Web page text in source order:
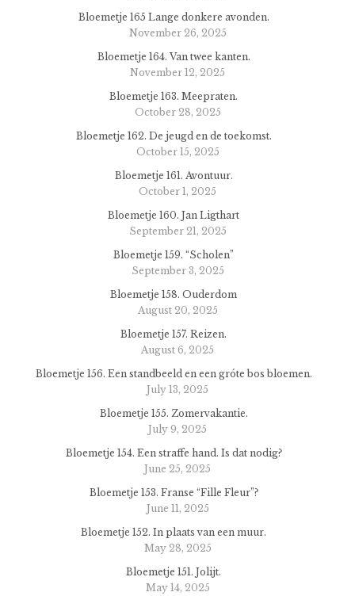
Bloemetje 165 Lange donkere avonden.
November 26, 2025
Bloemetje 164. Van twee kanten.
November 12, 2025
Bloemetje 163. Meepraten.
October 28, 2025
Bloemetje 162. De jeugd en de toekomst.
October 15, 2025
Bloemetje 161. Avontuur.
October 1, 2025
Bloemetje 160. Jan Ligthart
September 21, 2025
Bloemetje 159. “Scholen”
September 3, 2025
Bloemetje 158. Ouderdom
August 20, 2025
Bloemetje 157. Reizen.
August 6, 2025
Bloemetje 156. Een standbeeld en een gróte bos bloemen.
July 13, 2025
Bloemetje 155. Zomervakantie.
July 9, 2025
Bloemetje 154. Een straffe hand. Is dat nodig?
June 25, 2025
Bloemetje 153. Franse “Fille Fleur”?
June 11, 2025
Bloemetje 152. In plaats van een muur.
May 28, 2025
Bloemetje 151. Jolijt.
May 14, 2025